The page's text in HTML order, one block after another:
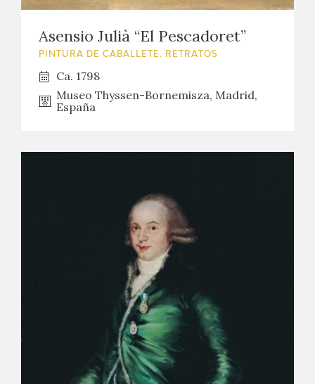
Asensio Julià “El Pescadoret”
PINTURA DE CABALLETE. RETRATOS
Ca. 1798
Museo Thyssen-Bornemisza, Madrid,
España